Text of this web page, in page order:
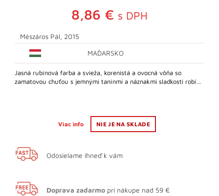
8,86 € s DPH
Mészáros Pál, 2015
MAĎARSKO
Jasná rubínová farba a svieža, korenistá a ovocná vôňa so
zamatovou chuťou s jemnými tanínmi a náznakmi sladkosti robí…
Viac info NIE JE NA SKLADE
Odosielame ihneď k vám
Doprava zadarmo pri nákupe nad 59 €